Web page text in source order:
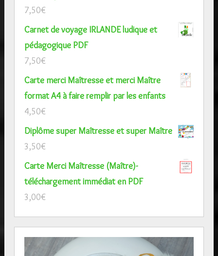
7,50€
Carnet de voyage IRLANDE ludique et
pédagogique PDF
7,50€
Carte merci Maîtresse et merci Maître
format A4 à faire remplir par les enfants
4,50€
Diplôme super Maîtresse et super Maître
3,50€
Carte Merci Maîtresse (Maître)-
téléchargement immédiat en PDF
3,00€